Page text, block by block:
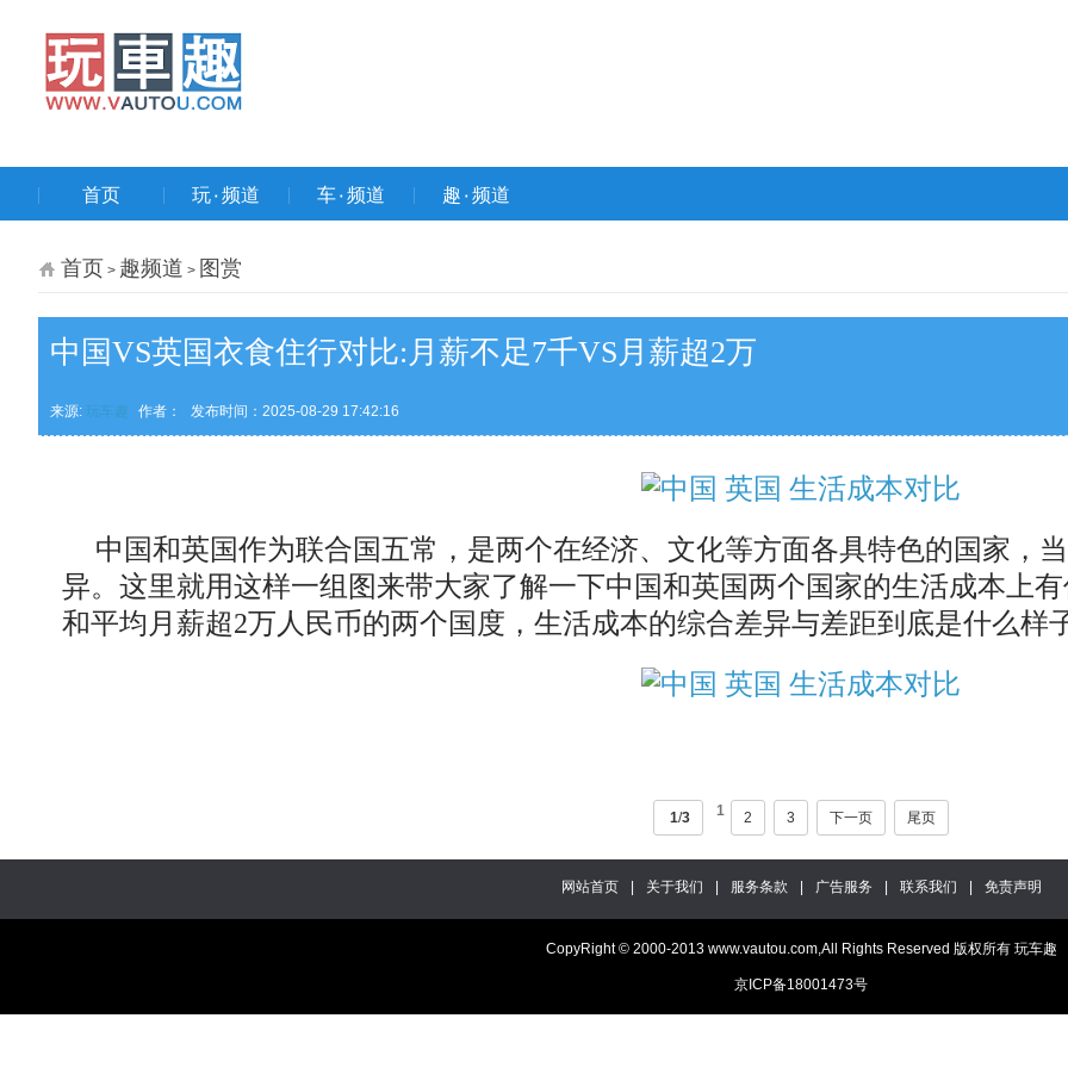
首页 玩۰频道 车۰频道 趣۰频道
首页 > 趣频道 > 图赏
中国VS英国衣食住行对比:月薪不足7千VS月薪超2万
来源: 玩车趣 作者： 发布时间：2025-08-29 17:42:16
中国和英国作为联合国五常，是两个在经济、文化等方面各具特色的国家，
异。这里就用这样一组图来带大家了解一下中国和英国两个国家的生活成本上
和平均月薪超2万人民币的两个国度，生活成本的综合差异与差距到底是什么样
1/3 1 2 3 下一页 尾页
网站首页 关于我们 服务条款 广告服务 联系我们 免责声明
CopyRight © 2000-2013 www.vautou.com,All Rights Reserved 版权所有 玩车趣
京ICP备18001473号